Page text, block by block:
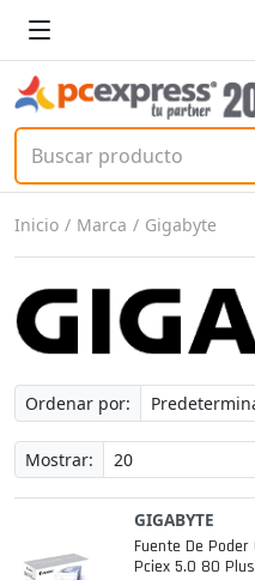
Inicio Marca Gigabyte
Ordenar por:
Mostrar:
GIGABYTE
Fuente De
Pciex 5.0 80